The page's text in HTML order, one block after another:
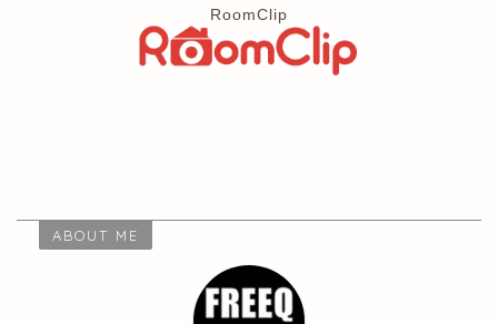
RoomClip
ABOUT ME